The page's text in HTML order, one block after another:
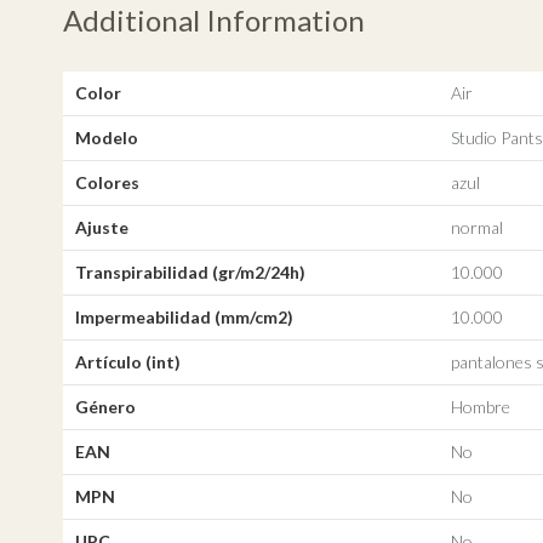
Additional Information
Color Air
Modelo Studio Pants
Colores azul
Ajuste normal
Transpirabilidad (gr/m2/24h) 10.000
Impermeabilidad (mm/cm2) 10.000
Artículo (int) pantalones
Género Hombre
EAN No
MPN No